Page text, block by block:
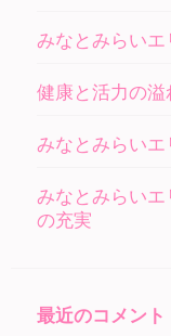
みなとみらい
健康と活力の
みなとみらい
みなとみらい
の充実
最近のコメント